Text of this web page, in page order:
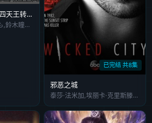
如果不良激战区的四天王转生成了偶像团体？
冨田菜々風,櫻井もも,鈴木瞳美,蟹沢萌子,谷崎早耶,本田珠由記,落合希来里,尾木波菜,永田詩央里,河口夏音,川中子奈月心,塚地武雅
已完结 共8集
邪恶之城
泰莎·法米加,埃丽卡·克里斯滕森,加布里埃尔·鲁纳